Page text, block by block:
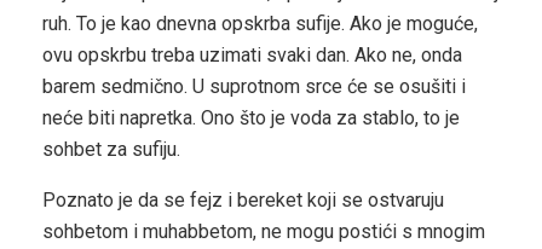
ruh. To je kao dnevna opskrba sufije. Ako je moguće,
ovu opskrbu treba uzimati svaki dan. Ako ne, onda
barem sedmično. U suprotnom srce će se osušiti i
neće biti napretka. Ono što je voda za stablo, to je
sohbet za sufiju.
Poznato je da se fejz i bereket koji se ostvaruju
sohbetom i muhabbetom, ne mogu postići s mnogim